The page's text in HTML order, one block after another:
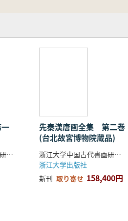
概説」「作品解説」の各セクショ
これらの考古出土絵画の発見経
は、選定された代表的な作品に
浙江大学中国古代書画研究中心 編
先秦漢唐画全集 第二巻
(台北故宮博物院蔵品)
浙江大学中国古代書画研究中心 編
浙江大学出版社
新刊 取り寄せ 158,400円